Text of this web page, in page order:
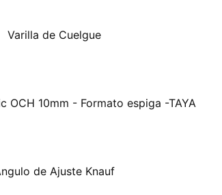
Varilla de Cuelgue
OCH 10mm - Formato espiga -TAYA
de Ajuste Knauf